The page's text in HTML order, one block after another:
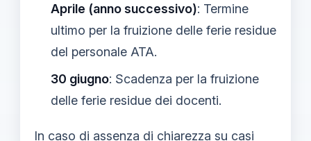
Aprile (anno successivo): Termine
ultimo per la fruizione delle ferie residue
del personale ATA.
30 giugno: Scadenza per la fruizione
delle ferie residue dei docenti.
In caso di assenza di chiarezza su casi